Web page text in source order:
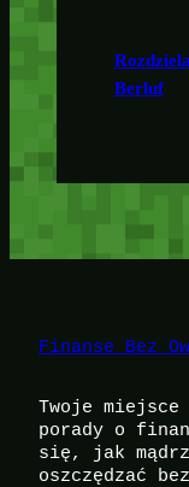
Berluf
Finanse Bez
Twoje
porady o
się, jak
oszczędzać